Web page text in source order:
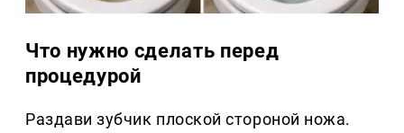
Что нужно сделать перед
процедурой
Раздави зубчик плоской стороной ножа.